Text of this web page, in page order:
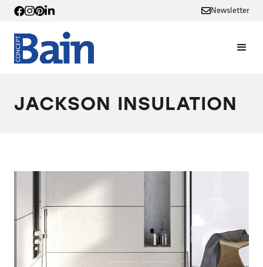
Newsletter
JACKSON INSULATION